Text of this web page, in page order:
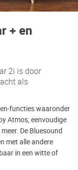
+ en
2i is door
als
functies waaronder
Atmos, eenvoudige
De Bluesound
met alle andere
in een witte of